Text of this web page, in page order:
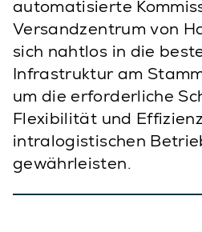
automatisierte
Versandzentrum von
sich nahtlos in die
Infrastruktur am
um die erforderliche
Flexibilität und
intralogistischen
gewährleisten.